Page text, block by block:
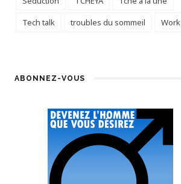
Tech talk
troubles du sommeil Work
ABONNEZ-VOUS